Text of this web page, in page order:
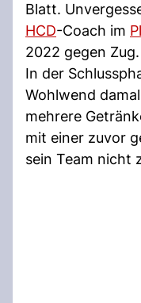
Blatt.
HCD-Coach im
2022 gegen Zug.
In der
Wohlwend
mehrere
mit einer zuvor
sein Team nicht